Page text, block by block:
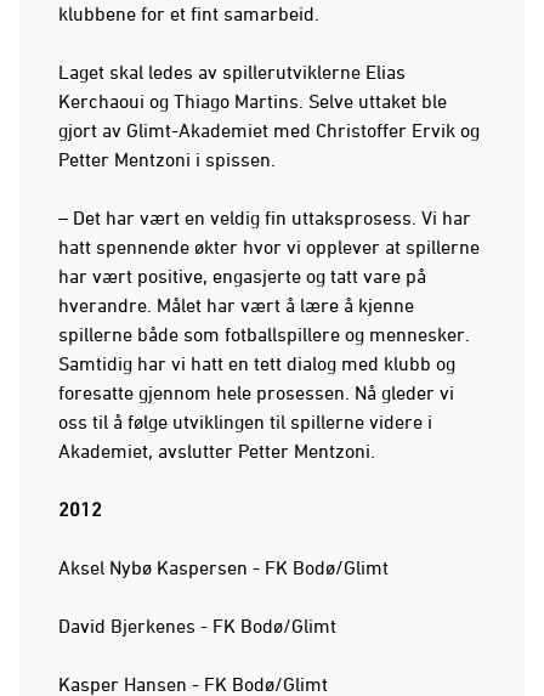
klubbene for et fint samarbeid.
Laget skal ledes av spillerutviklerne Elias
Kerchaoui og Thiago Martins. Selve uttaket ble
gjort av Glimt-Akademiet med Christoffer Ervik og
Petter Mentzoni i spissen.
– Det har vært en veldig fin uttaksprosess. Vi har
hatt spennende økter hvor vi opplever at spillerne
har vært positive, engasjerte og tatt vare på
hverandre. Målet har vært å lære å kjenne
spillerne både som fotballspillere og mennesker.
Samtidig har vi hatt en tett dialog med klubb og
foresatte gjennom hele prosessen. Nå gleder vi
oss til å følge utviklingen til spillerne videre i
Akademiet, avslutter Petter Mentzoni.
2012
Aksel Nybø Kaspersen - FK Bodø/Glimt
David Bjerkenes - FK Bodø/Glimt
Kasper Hansen - FK Bodø/Glimt